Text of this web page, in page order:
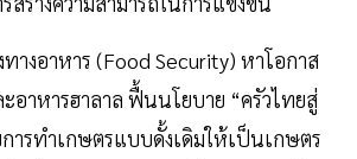
ทางอาหาร (Food Security) หาโอกาส
อาหารฮาลาล ฟื้นนโยบาย “ครัวไทยสู่
ารทำเกษตรแบบดั้งเดิมให้เป็นเกษตร